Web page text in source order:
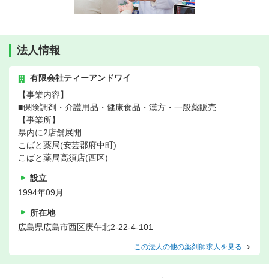
法人情報
有限会社ティーアンドワイ
【事業内容】
■保険調剤・介護用品・健康食品・漢方・一般薬販売
【事業所】
県内に2店舗展開
こばと薬局(安芸郡府中町)
こばと薬局高須店(西区)
設立
1994年09月
所在地
広島県広島市西区庚午北2-22-4-101
この法人の他の薬剤師求人を見る